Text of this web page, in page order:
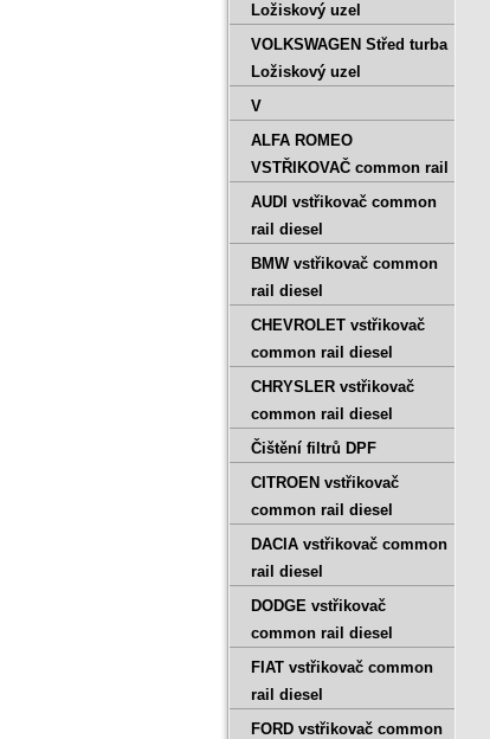
Ložiskový uzel
VOLKSWAGEN Střed turba
Ložiskový uzel
V
ALFA ROMEO
VSTŘIKOVAČ common rail
AUDI vstřikovač common
rail diesel
BMW vstřikovač common
rail diesel
CHEVROLET vstřikovač
common rail diesel
CHRYSLER vstřikovač
common rail diesel
Čištění filtrů DPF
CITROEN vstřikovač
common rail diesel
DACIA vstřikovač common
rail diesel
DODGE vstřikovač
common rail diesel
FIAT vstřikovač common
rail diesel
FORD vstřikovač common